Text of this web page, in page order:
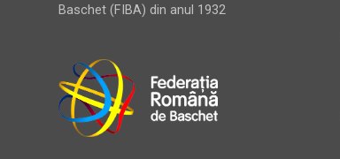
Baschet (FIBA) din anul 1932